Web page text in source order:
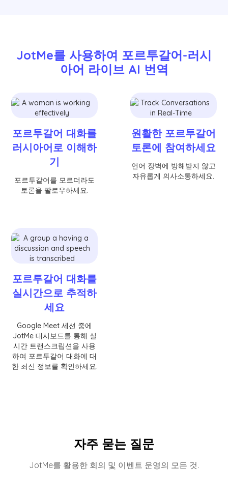
JotMe를 사용하여 포르투갈어-러시
아어 라이브 AI 번역
포르투갈어 대화를
러시아어로 이해하
기
포르투갈어를 모르더라도
토론을 팔로우하세요.
원활한 포르투갈어
토론에 참여하세요
언어 장벽에 방해받지 않고
자유롭게 의사소통하세요.
포르투갈어 대화를
실시간으로 추적하
세요
Google Meet 세션 중에
JotMe 대시보드를 통해 실
시간 트랜스크립션을 사용
하여 포르투갈어 대화에 대
한 최신 정보를 확인하세요.
자주 묻는 질문
JotMe를 활용한 회의 및 이벤트 운영의 모든 것.